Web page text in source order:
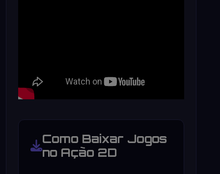
Como Baixar Jogos
no Ação 2D